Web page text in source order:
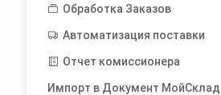
Обработка Заказов
Автоматизация поставки
Отчет комиссионера
Импорт в Документ